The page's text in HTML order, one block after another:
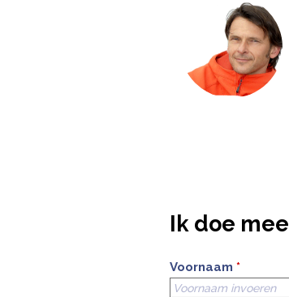
Ik doe mee
Voornaam *